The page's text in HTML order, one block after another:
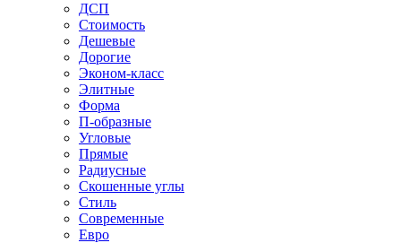
ДСП
Стоимость
Дешевые
Дорогие
Эконом-класс
Элитные
Форма
П-образные
Угловые
Прямые
Радиусные
Скошенные углы
Стиль
Современные
Евро